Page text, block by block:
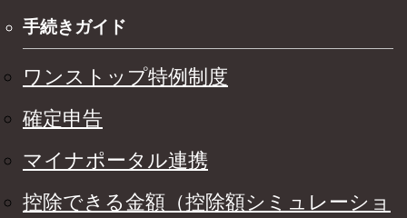
手続きガイド
ワンストップ特例制度
確定申告
マイナポータル連携
控除できる金額（控除額シミュレーショ